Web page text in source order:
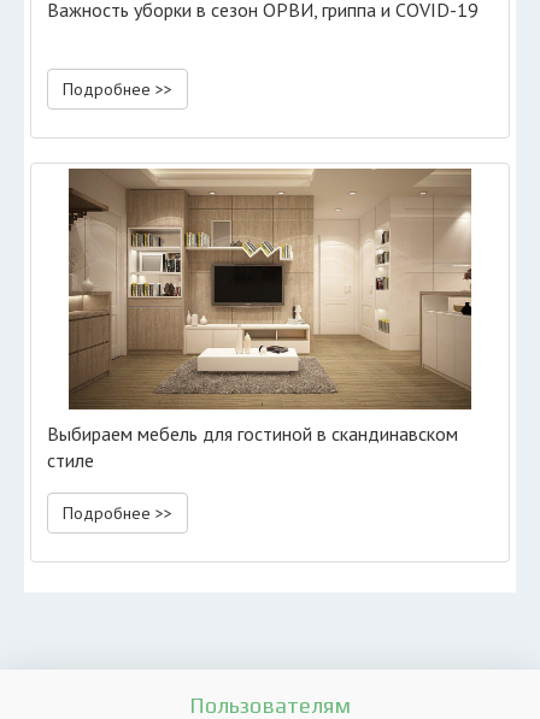
Важность уборки в сезон ОРВИ, гриппа и COVID-19
Подробнее >>
Выбираем мебель для гостиной в скандинавском
стиле
Подробнее >>
Пользователям